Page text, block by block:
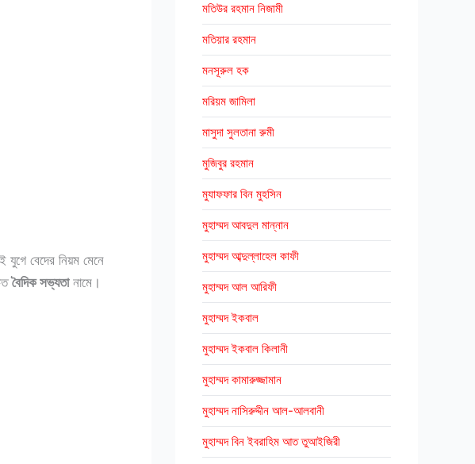
যুগে বেদের নিয়ম মেনে
বৈদিক সভ্যতানামে।
মতিউর রহমান নিজামী
মতিয়ার রহমান
মনসূরুল হক
মরিয়ম জামিলা
মাসুদা সুলতানা রুমী
মুজিবুর রহমান
মুযাফফার বিন মুহসিন
মুহাম্মদ আবদুল মান্নান
মুহাম্মদ আব্দুল্লাহেল কাফী
মুহাম্মদ আল আরিফী
মুহাম্মদ ইকবাল
মুহাম্মদ ইকবাল কিলানী
মুহাম্মদ কামারুজ্জামান
মুহাম্মদ নাসিরুদ্দীন আল-আলবানী
মুহাম্মদ বিন ইবরাহিম আত তুআইজিরী